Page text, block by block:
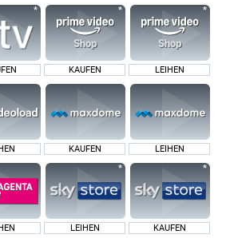
KAUFEN LEIHEN
KAUFEN LEIHEN
LEIHEN KAUFEN